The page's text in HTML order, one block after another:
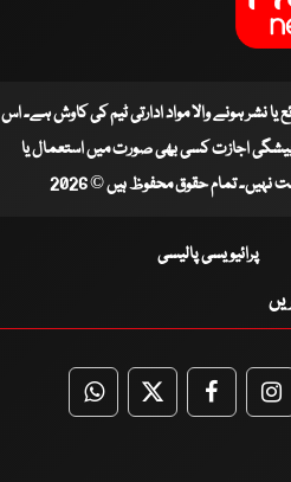
یا نشر ہونے والا مواد ادارتی ٹیم کی کاوش ہے۔ اس
پیشگی اجازت کسی بھی صورت میں استعمال یا
نہیں۔ تمام حقوق محفوظ ہیں © 2026
پرائیویسی پالیسی
WhatsApp
Twitter